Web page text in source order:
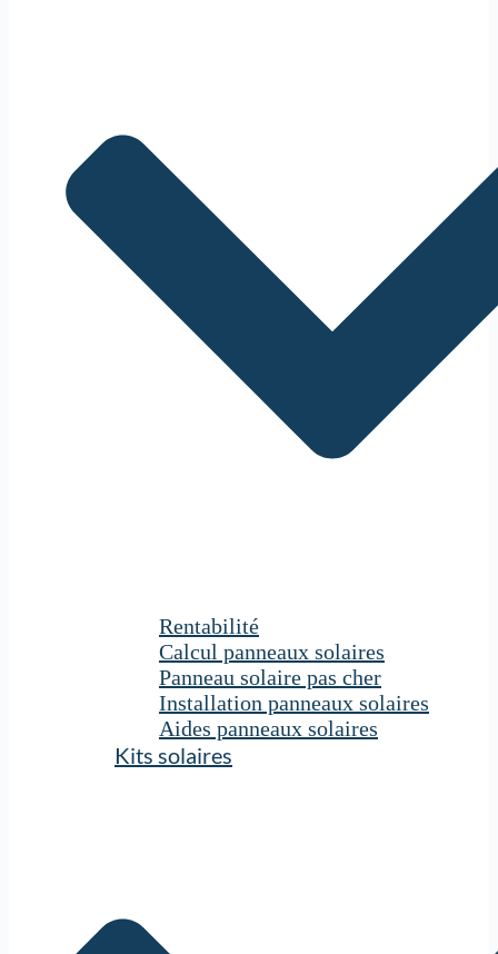
Rentabilité
Calcul panneaux solaires
Panneau solaire pas cher
Installation panneaux solaires
Aides panneaux solaires
Kits solaires